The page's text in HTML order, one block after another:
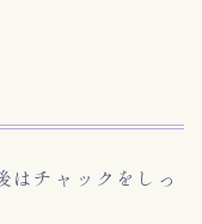
はチャックをしっ